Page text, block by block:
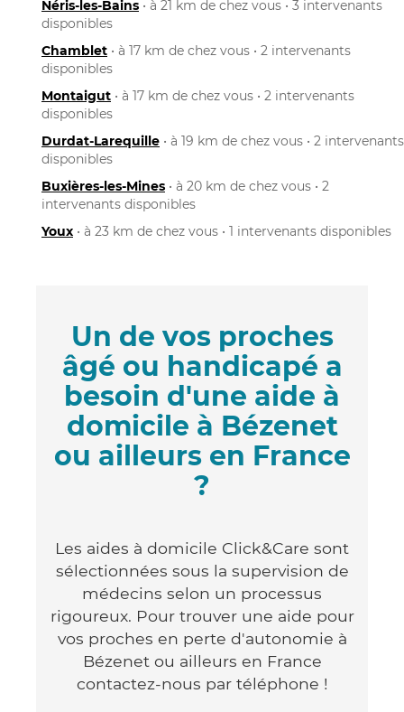
Néris-les-Bains • à 21 km de chez vous • 3 intervenants
disponibles
Chamblet • à 17 km de chez vous • 2 intervenants
disponibles
Montaigut • à 17 km de chez vous • 2 intervenants
disponibles
Durdat-Larequille • à 19 km de chez vous • 2 intervenants
disponibles
Buxières-les-Mines • à 20 km de chez vous • 2
intervenants disponibles
Youx • à 23 km de chez vous • 1 intervenants disponibles
Un de vos proches
âgé ou handicapé a
besoin d'une aide à
domicile à Bézenet
ou ailleurs en France
?
Les aides à domicile Click&Care sont
sélectionnées sous la supervision de
médecins selon un processus
rigoureux. Pour trouver une aide pour
vos proches en perte d'autonomie à
Bézenet ou ailleurs en France
contactez-nous par téléphone !